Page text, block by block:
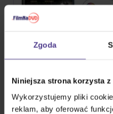
Zgoda
Niniejsza strona korzysta
Wykorzystujemy pliki
reklam, aby oferować
DVD
Steven